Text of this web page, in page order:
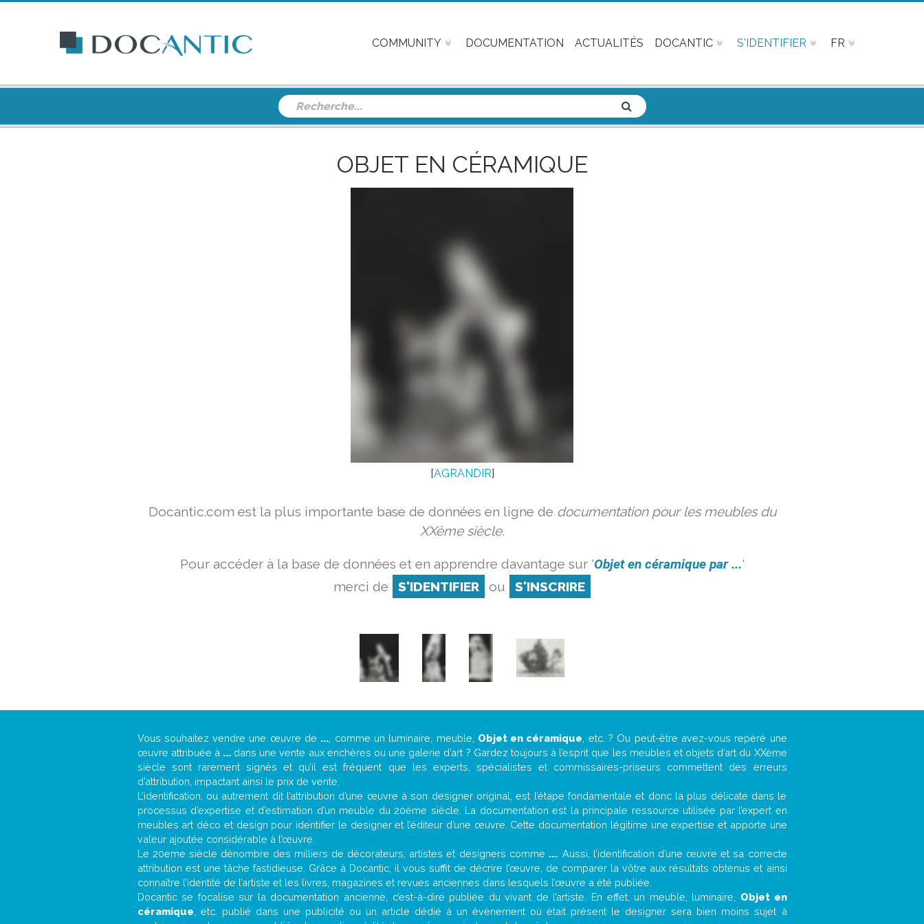
COMMUNITY DOCUMENTATION ACTUALITÉS DOCANTIC S'IDENTIFIER FR
OBJET EN CÉRAMIQUE
[AGRANDIR]
Docantic.com est la plus importante base de données en ligne de documentation pour les meubles du
XXème siècle.
Pour accéder à la base de données et en apprendre davantage sur 'Objet en céramique par ...'
merci de
S'IDENTIFIER ou S'INSCRIRE
Vous souhaitez vendre une œuvre de ... , comme un luminaire, meuble, Objet en céramique , etc. ? Ou peut-être avez-vous repéré une
œuvre attribuée à ...dans une vente aux enchères ou une galerie d’art ? Gardez toujours à l’esprit que les meubles et objets d’art du XXème
siècle sont rarement signés et qu’il est fréquent que les experts, spécialistes et commissaires-priseurs commettent des erreurs
d’attribution, impactant ainsi le prix de vente.
L’identification, ou autrement dit l’attribution d’une œuvre à son designer original, est l’étape fondamentale et donc la plus délicate dans le
processus d’expertise et d’estimation d’un meuble du 20ème siècle. La documentation est la principale ressource utilisée par l’expert en
meubles art déco et design pour identifier le designer et l’éditeur d’une œuvre. Cette documentation légitime une expertise et apporte une
valeur ajoutée considérable à l’œuvre.
Le 20eme siècle dénombre des milliers de décorateurs, artistes et designers comme .... Aussi, l’identification d’une œuvre et sa correcte
attribution est une tâche fastidieuse. Grâce à Docantic, il vous suffit de décrire l’œuvre, de comparer la vôtre aux résultats obtenus et ainsi
connaître l’identité de l’artiste et les livres, magazines et revues anciennes dans lesquels l’œuvre a été publiée.
Docantic se focalise sur la documentation ancienne, c’est-à-dire publiée du vivant de l’artiste. En effet, un meuble, luminaire, Objet en
céramique , etc. publié dans une publicité ou un article dédié à un évènement où était présent le designer sera bien moins sujet à